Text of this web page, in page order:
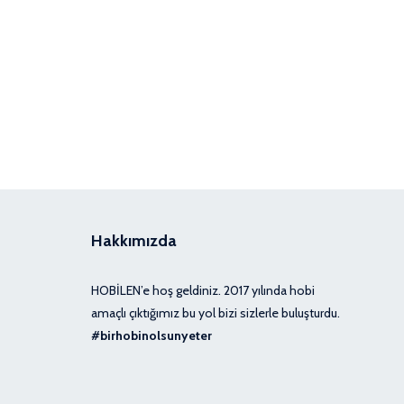
Hakkımızda
HOBİLEN’e hoş geldiniz. 2017 yılında hobi
amaçlı çıktığımız bu yol bizi sizlerle buluşturdu.
#birhobinolsunyeter